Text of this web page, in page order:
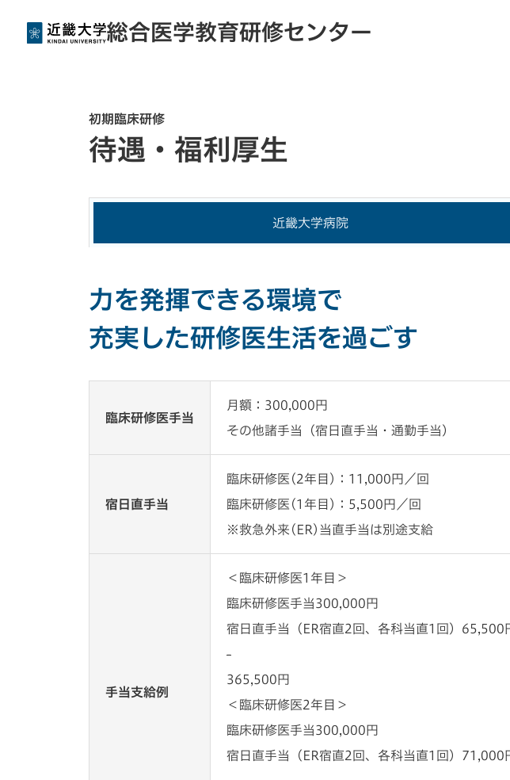
総合医学教育研修センター
初期臨床研修
待遇・福利厚生
近畿大学病院
力を発揮できる環境で
充実した研修医生活を過ごす
臨床研修医手当
月額：300,000円
その他諸手当（宿日直手当・通勤手当）
宿日直手当
臨床研修医(2年目)：11,000円／回
臨床研修医(1年目)：5,500円／回
※救急外来(ER)当直手当は別途支給
手当支給例
＜臨床研修医1年目＞
臨床研修医手当300,000円
宿日直手当（ER宿直2回、各科当直1回） 65,500
-
365,500円
＜臨床研修医2年目＞
臨床研修医手当300,000円
宿日直手当（ER宿直2回、各科当直1回） 71,000